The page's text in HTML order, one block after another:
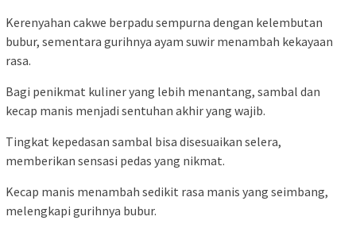
Kerenyahan cakwe berpadu sempurna dengan kelembutan
bubur, sementara gurihnya ayam suwir menambah kekayaan
rasa.
Bagi penikmat kuliner yang lebih menantang, sambal dan
kecap manis menjadi sentuhan akhir yang wajib.
Tingkat kepedasan sambal bisa disesuaikan selera,
memberikan sensasi pedas yang nikmat.
Kecap manis menambah sedikit rasa manis yang seimbang,
melengkapi gurihnya bubur.